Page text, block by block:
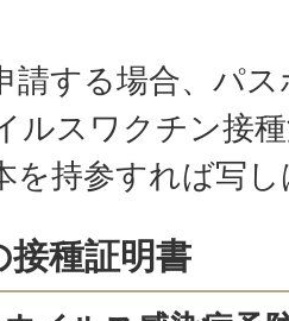
請する場合、パ
ルスワクチン接
を持参すれば写
接種証明書